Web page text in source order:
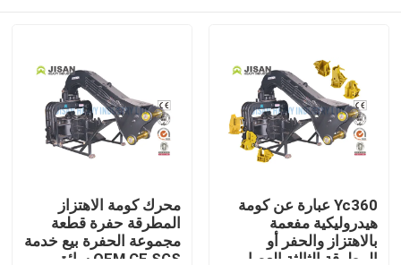
بيت
Yc360 عبارة عن كومة
هيدروليكية مفعمة
بالاهتزاز والحفر أو
المطرقة الثالثة العصا
محرك كومة الاهتزاز
المطرقة حفرة قطعة
مجموعة الحفرة بيع خدمة
OEM CE SGS سائق